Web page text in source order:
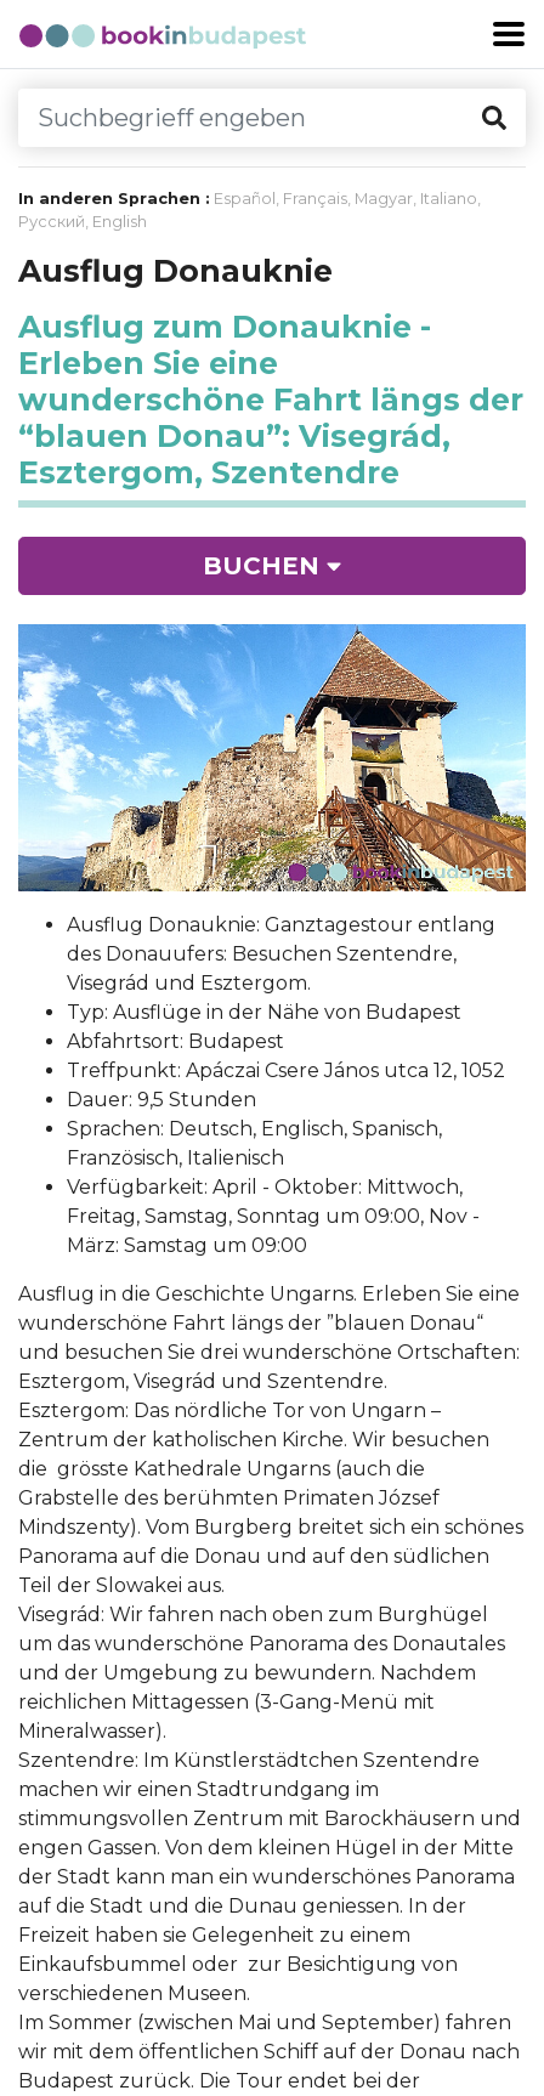
In anderen Sprachen : Español , Français, Magyar, Italiano,
Русский, English
Ausflug Donauknie
Ausflug zum Donauknie -
Erleben Sie eine
wunderschöne Fahrt längs der
“blauen Donau”: Visegrád,
Esztergom, Szentendre
Ausflug Donauknie: Ganztagestour entlang
des Donauufers: Besuchen Szentendre,
Visegrád und Esztergom.
Typ: Ausflüge in der Nähe von Budapest
Abfahrtsort: Budapest
Treffpunkt: Apáczai Csere János utca 12, 1052
Dauer: 9,5 Stunden
Sprachen: Deutsch, Englisch, Spanisch,
Französisch, Italienisch
Verfügbarkeit: April - Oktober: Mittwoch,
Freitag, Samstag, Sonntag um 09:00, Nov -
März: Samstag um 09:00
Ausflug in die Geschichte Ungarns. Erleben Sie eine
wunderschöne Fahrt längs der ”blauen Donau“
und besuchen Sie drei wunderschöne Ortschaften:
Esztergom, Visegrád und Szentendre.
Esztergom: Das nördliche Tor von Ungarn –
Zentrum der katholischen Kirche. Wir besuchen
die grösste Kathedrale Ungarns (auch die
Grabstelle des berühmten Primaten József
Mindszenty). Vom Burgberg breitet sich ein schönes
Panorama auf die Donau und auf den südlichen
Teil der Slowakei aus.
Visegrád: Wir fahren nach oben zum Burghügel
um das wunderschöne Panorama des Donautales
und der Umgebung zu bewundern. Nachdem
reichlichen Mittagessen (3-Gang-Menü mit
Mineralwasser).
Szentendre: Im Künstlerstädtchen Szentendre
machen wir einen Stadtrundgang im
stimmungsvollen Zentrum mit Barockhäusern und
engen Gassen. Von dem kleinen Hügel in der Mitte
der Stadt kann man ein wunderschönes Panorama
auf die Stadt und die Dunau geniessen. In der
Freizeit haben sie Gelegenheit zu einem
Einkaufsbummel oder zur Besichtigung von
verschiedenen Museen.
Im Sommer (zwischen Mai und September) fahren
wir mit dem öffentlichen Schiff auf der Donau nach
Budapest zurück. Die Tour endet bei der
BUCHEN